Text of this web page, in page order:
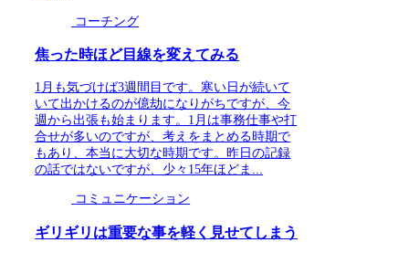
コーチング
焦った時ほど目線を変えてみる
1月も気づけば3週間目です。寒い日が続いて
いて出かけるのが億劫になりがちですが、今
週から出張も始まります。1月は事務仕事や打
合せが多いのですが、考えをまとめる時期で
もあり、本当に大切な時期です。昨日の記録
の話ではないですが、少々15年ほどま...
コミュニケーション
ギリギリは重要な事を軽く見せてしまう